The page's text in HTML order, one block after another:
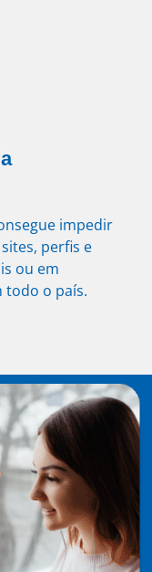
impedir
perfis e
ou em
todo o país.